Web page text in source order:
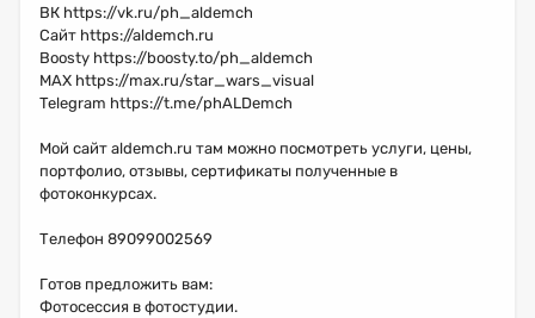
ВК https://vk.ru/ph_aldemch
Сайт https://aldemch.ru
Boosty https://boosty.to/ph_aldemch
MAX https://max.ru/star_wars_visual
Telegram https://t.me/phALDemch
Мой сайт aldemch.ru там можно посмотреть услуги, цены,
портфолио, отзывы, сертификаты полученные в
фотоконкурсах.
Телефон 89099002569
Готов предложить вам:
Фотосессия в фотостудии.